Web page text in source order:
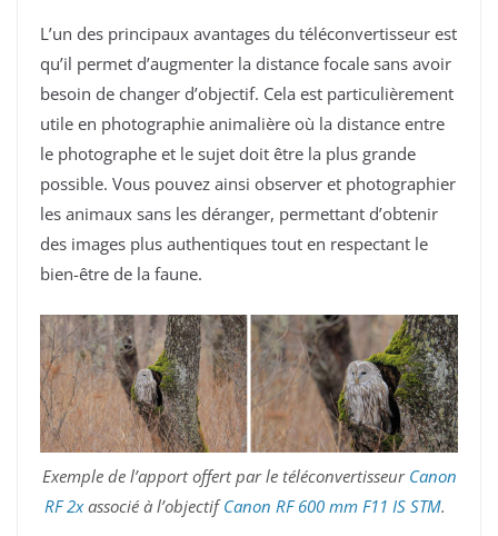
L’un des principaux avantages du téléconvertisseur est
qu’il permet d’augmenter la distance focale sans avoir
besoin de changer d’objectif. Cela est particulièrement
utile en photographie animalière où la distance entre
le photographe et le sujet doit être la plus grande
possible. Vous pouvez ainsi observer et photographier
les animaux sans les déranger, permettant d’obtenir
des images plus authentiques tout en respectant le
bien-être de la faune.
Exemple de l’apport offert par le téléconvertisseur Canon
RF 2xassocié à l’objectifCanon RF 600 mm F11 IS STM.